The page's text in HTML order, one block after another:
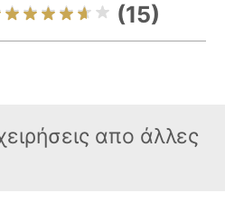
(15)
απο άλλες